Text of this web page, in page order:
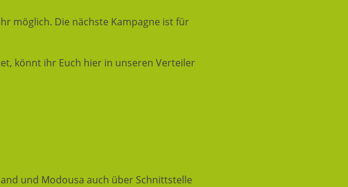
möglich. Die nächste Kampagne ist für
könnt ihr Euch hier in unseren Verteiler
und Modousa auch über Schnittstelle